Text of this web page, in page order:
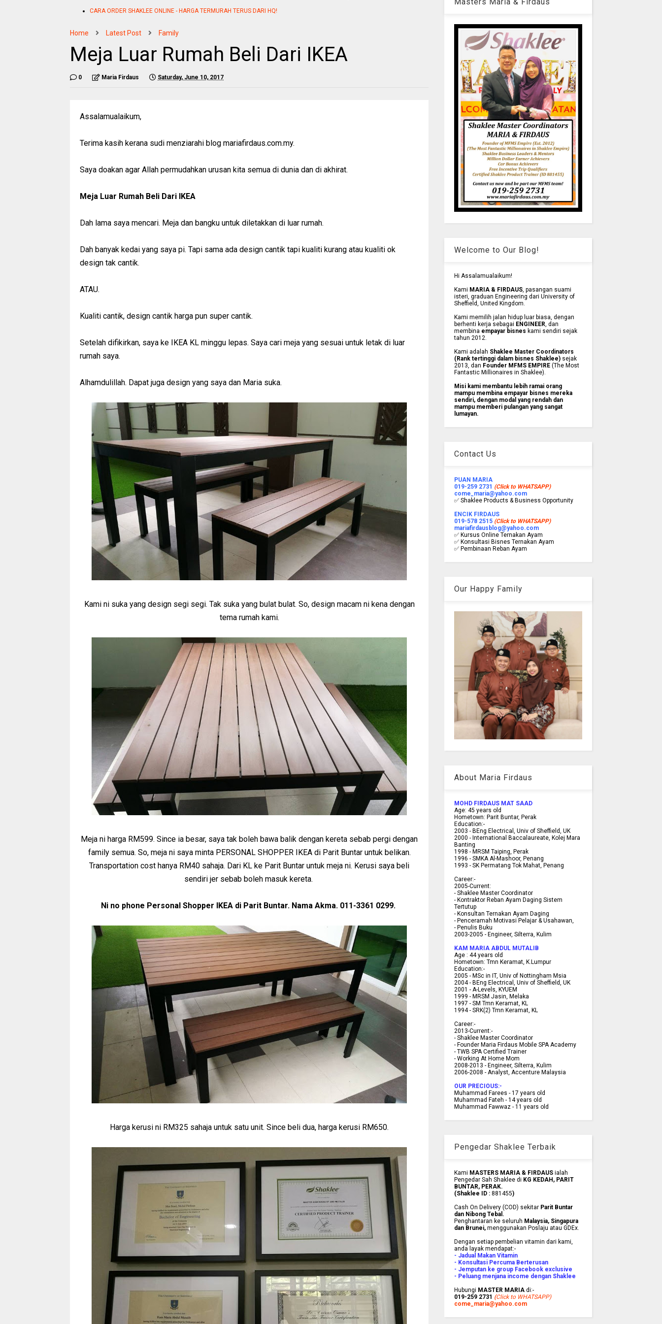
CARA ORDER SHAKLEE ONLINE - HARGA TERMURAH TERUS DARI HQ!
Home Latest Post Family
Meja Luar Rumah Beli Dari IKEA
0 Maria Firdaus Saturday, June 10, 2017
Assalamualaikum,
Terima kasih kerana sudi menziarahi blog mariafirdaus.com.my.
Saya doakan agar Allah permudahkan urusan kita semua di dunia dan di akhirat.
Meja Luar Rumah Beli Dari IKEA
Dah lama saya mencari. Meja dan bangku untuk diletakkan di luar rumah.
Dah banyak kedai yang saya pi. Tapi sama ada design cantik tapi kualiti kurang atau kualiti ok
design tak cantik.
ATAU.
Kualiti cantik, design cantik harga pun super cantik.
Setelah difikirkan, saya ke IKEA KL minggu lepas. Saya cari meja yang sesuai untuk letak di luar
rumah saya.
Alhamdulillah. Dapat juga design yang saya dan Maria suka.
Kami ni suka yang design segi segi. Tak suka yang bulat bulat. So, design macam ni kena dengan
tema rumah kami.
Meja ni harga RM599. Since ia besar, saya tak boleh bawa balik dengan kereta sebab pergi dengan
family semua. So, meja ni saya minta PERSONAL SHOPPER IKEA di Parit Buntar untuk belikan.
Transportation cost hanya RM40 sahaja. Dari KL ke Parit Buntar untuk meja ni. Kerusi saya beli
sendiri jer sebab boleh masuk kereta.
Ni no phone Personal Shopper IKEA di Parit Buntar. Nama Akma. 011-3361 0299.
Harga kerusi ni RM325 sahaja untuk satu unit. Since beli dua, harga kerusi RM650.
Welcome to Our Blog!
Hi Assalamualaikum!
Kami MARIA & FIRDAUS, pasangan suami
isteri, graduan Engineering dari University of
Sheffield, United Kingdom.
Kami memilih jalan hidup luar biasa, dengan
berhenti kerja sebagai ENGINEER, dan
membina empayar bisnes kami sendiri sejak
tahun 2012.
Kami adalah Shaklee Master Coordinators
(Rank tertinggi dalam bisnes Shaklee)sejak
2013, dan Founder MFMS EMPIRE(The Most
Fantastic Millionaires in Shaklee).
Misi kami membantu lebih ramai orang
mampu membina empayar bisnes mereka
sendiri, dengan modal yang rendah dan
mampu memberi pulangan yang sangat
lumayan.
Contact Us
PUAN MARIA
019-259 2731 (Click to WHATSAPP)
come_maria@yahoo.com
✅ Shaklee Products & Business Opportunity
ENCIK FIRDAUS
019-578 2515 (Click to WHATSAPP)
mariafirdausblog@yahoo.com
✅ Kursus Online Ternakan Ayam
✅ Konsultasi Bisnes Ternakan Ayam
✅ Pembinaan Reban Ayam
Our Happy Family
About Maria Firdaus
MOHD FIRDAUS MAT SAAD
Age: 45 years old
Hometown: Parit Buntar, Perak
Education:-
2003 - BEng Electrical, Univ of Sheffield, UK
2000 - International Baccalaureate, Kolej Mara
Banting
1998 - MRSM Taiping, Perak
1996 - SMKA Al-Mashoor, Penang
1993 - SK Permatang Tok Mahat, Penang
Career:-
2005-Current:
- Shaklee Master Coordinator
- Kontraktor Reban Ayam Daging Sistem
Tertutup
- Konsultan Ternakan Ayam Daging
- Penceramah Motivasi Pelajar & Usahawan,
- Penulis Buku
2003-2005 - Engineer, Silterra, Kulim
KAM MARIA ABDUL MUTALIB
Age : 44 years old
Hometown: Tmn Keramat, K.Lumpur
Education:-
2005 -MSc in IT, Univ of Nottingham Msia
2004 - BEng Electrical, Univ of Sheffield, UK
2001 - A-Levels, KYUEM
1999 - MRSM Jasin, Melaka
1997 - SM Tmn Keramat, KL
1994 - SRK(2) Tmn Keramat, KL
Career:-
2013-Current:-
- Shaklee Master Coordinator
- Founder Maria Firdaus Mobile SPA Academy
- TWB SPA Certified Trainer
- Working At Home Mom
2008-2013 - Engineer, Silterra, Kulim
2006-2008 - Analyst, Accenture Malaysia
OUR PRECIOUS:-
Muhammad Farees - 17 years old
Muhammad Fateh - 14 years old
Muhammad Fawwaz - 11 years old
Pengedar Shaklee Terbaik
Kami MASTERS MARIA & FIRDAUS ialah
Pengedar Sah Shaklee di KG KEDAH, PARIT
BUNTAR, PERAK.
(Shaklee ID : 881455)
Cash On Delivery (COD) sekitar Parit Buntar
dan Nibong Tebal.
Penghantaran ke seluruh Malaysia, Singapura
dan Brunei,menggunakan Poslaju atau GDEx.
Dengan setiap pembelian vitamin dari kami,
anda layak mendapat:-
- Jadual Makan Vitamin
- Konsultasi Percuma Berterusan
- Jemputan ke group Facebook exclusive
- Peluang menjana income dengan Shaklee
Hubungi MASTER MARIAdi:-
019-259 2731 (Click to WHATSAPP)
come_maria@yahoo.com